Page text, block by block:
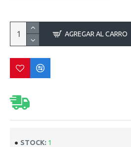
STOCK: 1
AGREGAR AL CARRO